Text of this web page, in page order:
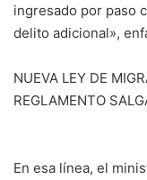
ingresado por paso
delito adicional»,
NUEVA LEY DE
REGLAMENTO
En esa línea, el